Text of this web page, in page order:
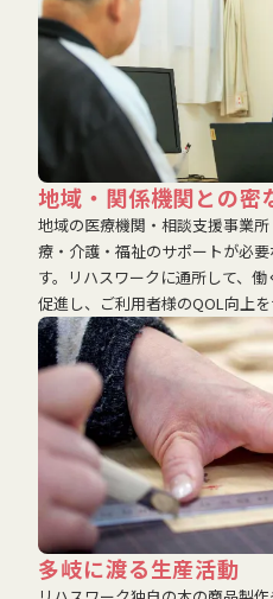
地域・関係機関との密
地域の医療機関・相談支援事業
療・介護・福祉のサポートが必
す。リハスワークに通所して、
促進し、ご利用者様のQOL向上を
多岐に渡る生産活動